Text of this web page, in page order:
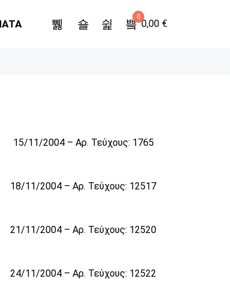
0
0,00 €
15/11/2004 – Αρ. Τεύχους: 1765
18/11/2004 – Αρ. Τεύχους: 12517
21/11/2004 – Αρ. Τεύχους: 12520
24/11/2004 – Αρ. Τεύχους: 12522